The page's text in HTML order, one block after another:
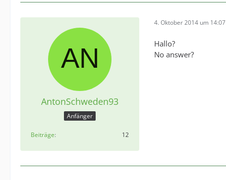
AntonSchweden93
Anfänger
Beiträge 12
4. Oktober 2014 um 14:07
Hallo?
No answer?